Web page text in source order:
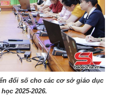
đổi số cho các cơ sở giáo dục
2025-2026.